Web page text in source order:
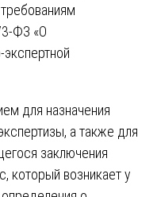
ФЗ «О
для назначения
а также для
заключения
который возникает у